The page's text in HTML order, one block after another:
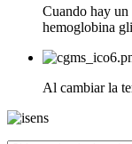
Cuando hay
hemoglobina
Al cambiar la